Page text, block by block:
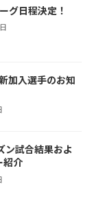
グ日程決定！
加入選手のお知
ン試合結果およ
紹介